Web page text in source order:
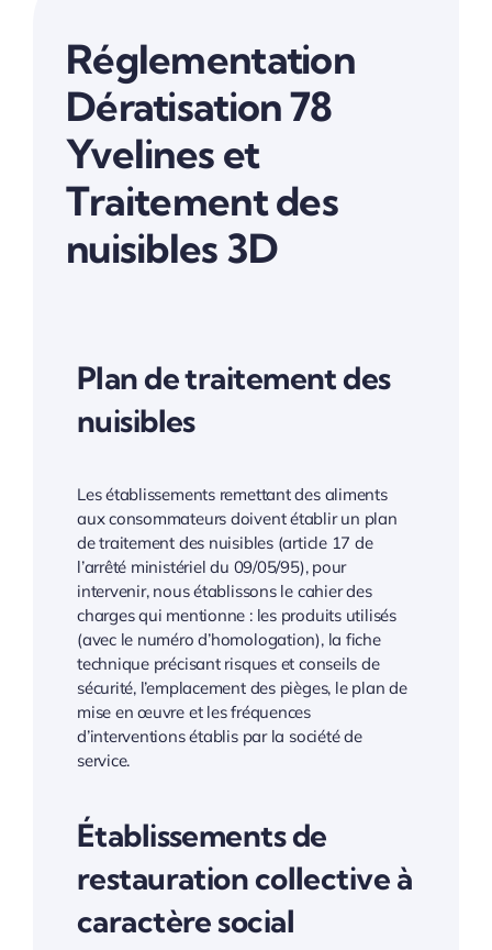
Réglementation
Dératisation 78
Yvelines et
Traitement des
nuisibles 3D
Plan de traitement des
nuisibles
Les établissements remettant des aliments
aux consommateurs doivent établir un plan
de traitement des nuisibles (article 17 de
l’arrêté ministériel du 09/05/95), pour
intervenir, nous établissons le cahier des
charges qui mentionne : les produits utilisés
(avec le numéro d’homologation), la fiche
technique précisant risques et conseils de
sécurité, l’emplacement des pièges, le plan de
mise en œuvre et les fréquences
d’interventions établis par la société de
service.
Établissements de
restauration collective à
caractère social